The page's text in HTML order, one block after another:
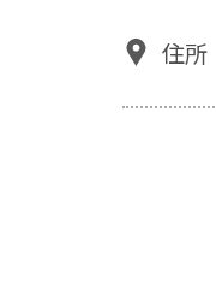
住所